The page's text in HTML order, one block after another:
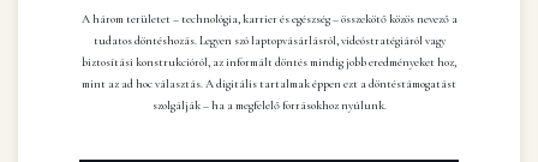
A három területet – technológia, karrier és egészség – összekötő közös nevező a
tudatos döntéshozás. Legyen szó laptopvásárlásról, videóstratégiáról vagy
biztosítási konstrukcióról, az informált döntés mindig jobb eredményeket hoz,
mint az ad hoc választás. A digitális tartalmak éppen ezt a döntéstámogatást
szolgálják – ha a megfelelő forrásokhoz nyúlunk.